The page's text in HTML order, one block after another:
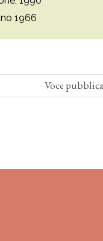
1966
Voce